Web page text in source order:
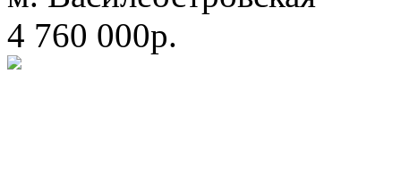
4 760 000р.